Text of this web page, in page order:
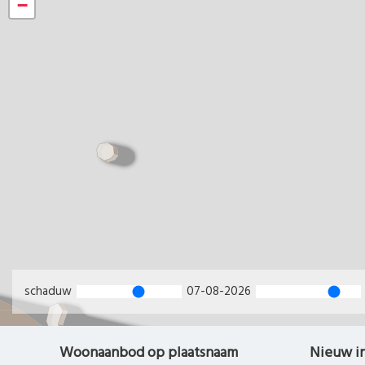
−
schaduw 07-08-2026
Woonaanbod op plaatsnaam Nieuw